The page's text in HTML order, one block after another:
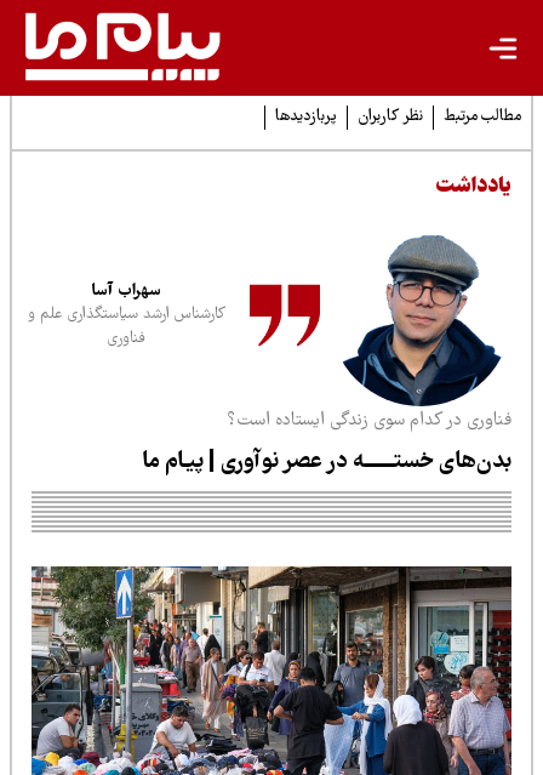
مرتبط نظر کاربران پربازدیدها
سهراب آسا
کارشناس ارشد سیاستگذاری علم و
در کدام سوی زندگی ایستاده است؟
خستــــــه در عصر نوآوری | پیـام ما